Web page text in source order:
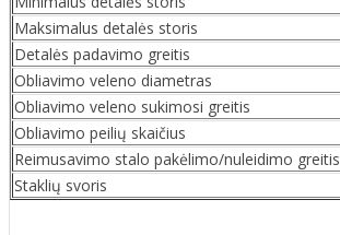
Maksimalus detalės storis
Detalės padavimo greitis
Obliavimo veleno diametras
Obliavimo veleno sukimosi greitis
Obliavimo peilių skaičius
Reimusavimo stalo pakėlimo/nuleidimo greitis
Staklių svoris